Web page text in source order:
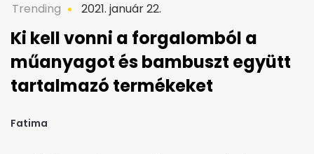
Trending 2021. január 22.
Ki kell vonni a forgalomból a
műanyagot és bambuszt együtt
tartalmazó termékeket
Fatima